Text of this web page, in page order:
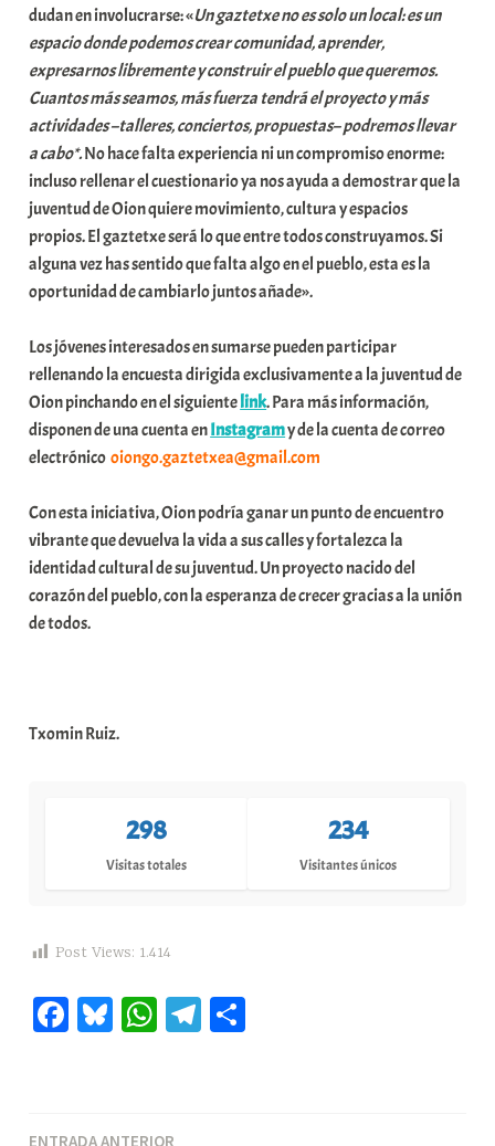
dudan en involucrarse: «Un gaztetxe no es solo un local: es un
espacio donde podemos crear comunidad, aprender,
expresarnos libremente y construir el pueblo que queremos.
Cuantos más seamos, más fuerza tendrá el proyecto y más
actividades –talleres, conciertos, propuestas– podremos llevar
a cabo*.No hace falta experiencia ni un compromiso enorme:
incluso rellenar el cuestionario ya nos ayuda a demostrar que la
juventud de Oion quiere movimiento, cultura y espacios
propios. El gaztetxe será lo que entre todos construyamos. Si
alguna vez has sentido que falta algo en el pueblo, esta es la
oportunidad de cambiarlo juntos añade».
Los jóvenes interesados en sumarse pueden participar
rellenando la encuesta dirigida exclusivamente a la juventud de
Oion pinchando en el siguientelink. Para más información,
disponen de una cuenta enInstagramy de la cuenta de correo
electrónicooiongo.gaztetxea@gmail.com
Con esta iniciativa, Oion podría ganar un punto de encuentro
vibrante que devuelva la vida a sus calles y fortalezca la
identidad cultural de su juventud. Un proyecto nacido del
corazón del pueblo, con la esperanza de crecer gracias a la unión
de todos.
Txomin Ruiz.
298
Visitas totales
234
Visitantes únicos
Post Views: 1.414
Fa Bl W Te
ENTRADA ANTERIOR